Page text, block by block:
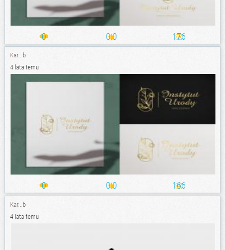
0 0.0 176
Kar...b
4 lata temu
0 0.0 166
Kar...b
4 lata temu